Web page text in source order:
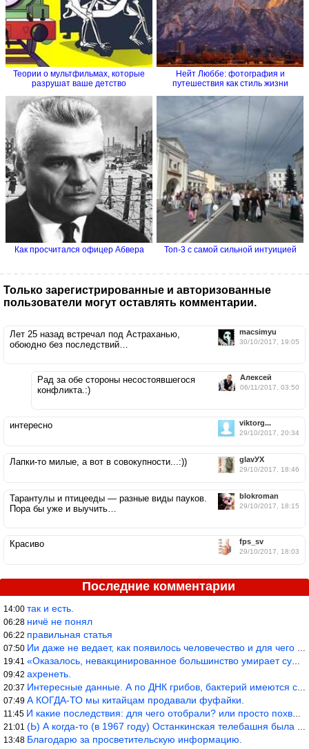
Теории о мультфильмах, которые
разрушат ваше детство
Нейт Люббе: фотография и
путешествия как стиль жизни
Как просчитался офицер Абвера Топ-3 с самой сильной интуицией
Только зарегистрированные и авторизованные
пользователи могут оставлять комментарии.
macsimyu
30/10/2017, 19:05
Лет 25 назад встречал под Астраханью,
обоюдно без последствий…
Aлексей
06/11/2017, 03:50
Рад за обе стороны несостоявшегося
конфликта.:)
viktorg...
29/10/2017, 20:34
интересно
glavУХ
29/10/2017, 18:46
Лапки-то милые, а вот в совокупности...:))
blokroman
29/10/2017, 18:15
Тарантулы и птицееды — разные виды пауков.
Пора бы уже и выучить…
fps_sv
29/10/2017, 18:03
Красиво
Последние комментарии
14:00 так и есть.
06:28 ничё не понял
06:22 правильная статья
07:50 Ии даже не ведает, как появилось человечество и для чего оно сущ
19:41 «Оказалось, невакцинированное большинство умирает существенно ча
09:42 ахренеть.
20:37 Интересные данные. А по ДНК грибов, бактерий имеются сведения из
07:49 А КОГДА-ТО мы китайцам продавали фуфайки.
11:45 И какие последствия: для чего отобрали? или просто похвастались.
21:01 (Ь) А когда-то (в 1967 году) Останкинская телебашня была самым в
13:48 Благодарю за просветительскую информацию.